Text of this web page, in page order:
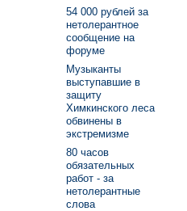
54 000 рублей за
нетолерантное
сообщение на
форуме
Музыканты
выступавшие в
защиту
Химкинского леса
обвинены в
экстремизме
80 часов
обязательных
работ - за
нетолерантные
слова